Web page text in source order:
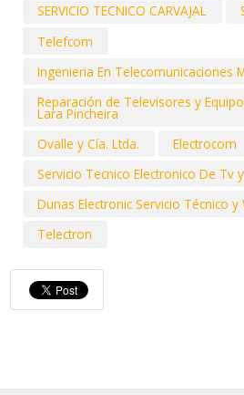
SERVICIO TECNICO CARVAJAL
Telefcom
Ingenieria En Telecomunicaciones
Reparación de Televisores y
Lara Pincheira
Ovalle y Cía. Ltda.
Electrocom
Servicio Tecnico Electronico De Tv
Dunas Electronic Servicio Técnico
Telectron